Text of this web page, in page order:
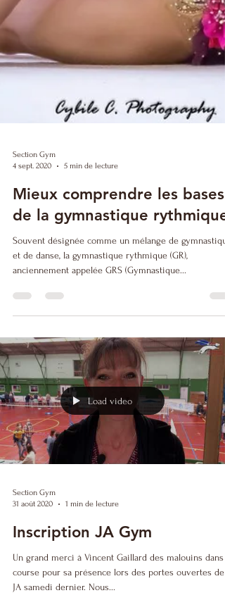
Section Gym
Mieux comprendre les bases
de la gymnastique rythmique
Souvent désignée comme un mélange de
et de danse, la gymnastique rythmique (GR),
Load video
Section Gym
31 août 2020
Inscription JA Gym